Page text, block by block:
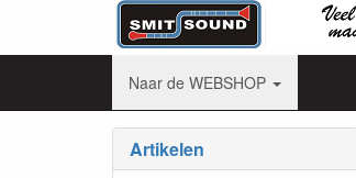
Naar de WEBSHOP
Artikelen